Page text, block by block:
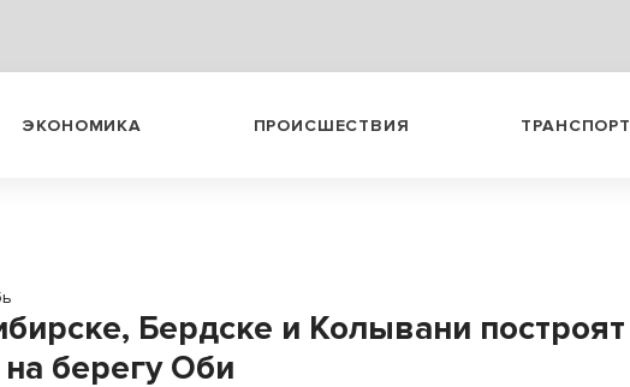
ЭКОНОМИКА ПРОИСШЕСТВИЯ ТРАНСПОРТ
Бердске и Колывани построят
берегу Оби